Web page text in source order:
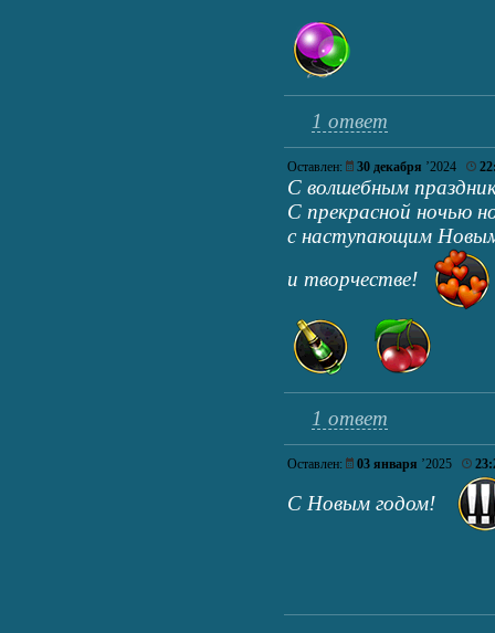
1 ответ
Оставлен: 30 декабря ’2024
С волшебным
С прекрасной ночью
с наступающим
и творчестве!
1 ответ
Оставлен: 03 января ’2025
С Новым годом!